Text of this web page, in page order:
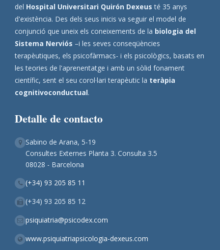
del Hospital Universitari Quirón Dexeus té 35 anys
d'existència. Des dels seus inicis va seguir el model de
conjunció que uneix els coneixements de la biologia del
Sistema Nerviós –i les seves conseqüències
terapèutiques, els psicofàrmacs- i els psicològics, basats en
les teories de l'aprenentatge i amb un sòlid fonament
científic, sent el seu corol·lari terapèutic la teràpia
cognitivoconductual.
Detalle de contacto
Sabino de Arana, 5-19
Consultes Externes Planta 3. Consulta 3.5
08028 - Barcelona
(+34) 93 205 85 11
(+34) 93 205 85 12
psiquiatria@psicodex.com
www.psiquiatriapsicologia-dexeus.com